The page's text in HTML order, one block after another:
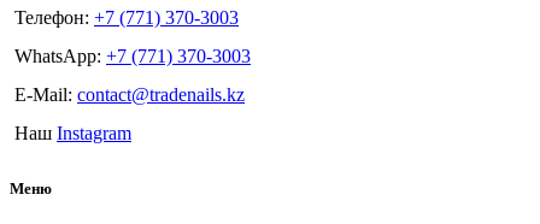
Телефон: +7 (771) 370-3003
WhatsApp: +7 (771) 370-3003
E-Mail: contact@tradenails.kz
Наш Instagram
Меню